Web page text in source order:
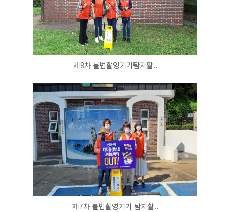
제8차 불법촬영기기탐지활..
제7차 불법촬영기기 탐지활..